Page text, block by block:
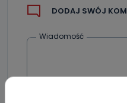
DODAJ SWÓJ
Wiadomość